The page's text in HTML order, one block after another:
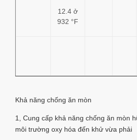
12.4 ở
932 °F
Khả năng chống ăn mòn
1, Cung cấp khả năng chống ăn mòn
môi trường oxy hóa đến khử vừa phải